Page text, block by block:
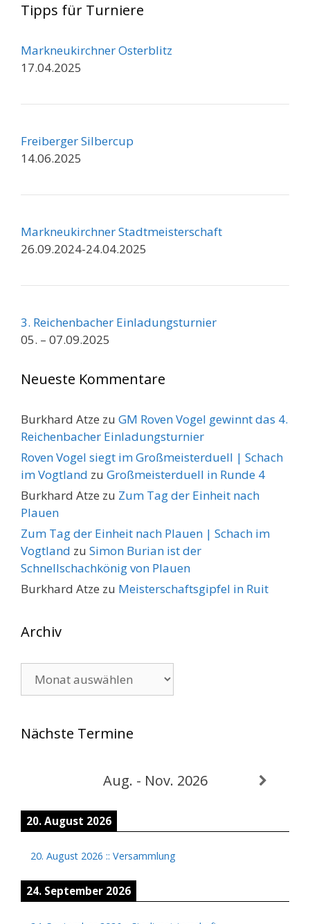
Tipps für Turniere
Markneukirchner Osterblitz
17.04.2025
Freiberger Silbercup
14.06.2025
Markneukirchner Stadtmeisterschaft
26.09.2024-24.04.2025
3. Reichenbacher Einladungsturnier
05. – 07.09.2025
Neueste Kommentare
Burkhard Atze zu GM Roven Vogel gewinnt das 4.
Reichenbacher Einladungsturnier
Roven Vogel siegt im Großmeisterduell | Schach
im Vogtland zu Großmeisterduell in Runde 4
Burkhard Atze zu Zum Tag der Einheit nach
Plauen
Zum Tag der Einheit nach Plauen | Schach im
Vogtland zu Simon Burian ist der
Schnellschachkönig von Plauen
Burkhard Atze zu Meisterschaftsgipfel in Ruit
Archiv
Nächste Termine
Aug. - Nov. 2026
20. August 2026
20. August 2026 :: Versammlung
24. September 2026